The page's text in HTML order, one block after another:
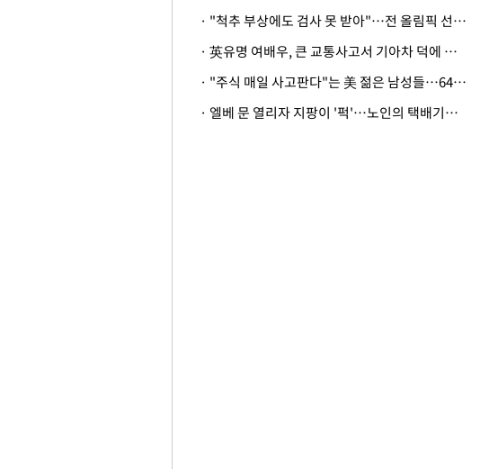
· "척추 부상에도 검사 못 받아"…전 올림픽 선수, 美봅슬레이협회 상대 소송
· 英유명 여배우, 큰 교통사고서 기아차 덕에 살았다
· "주식 매일 사고판다"는 美 젊은 남성들…64%가 "나는 인생의 패배자“
· 엘베 문 열리자 지팡이 '퍽'…노인의 택배기사 폭행 이유